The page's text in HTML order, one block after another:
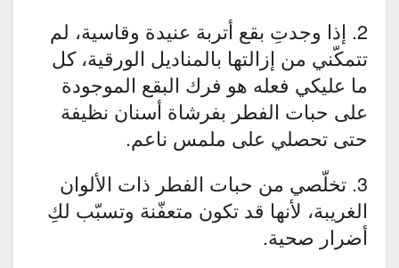
2. إذا وجدتِ بقع أتربة عنيدة وقاسية، لم
تتمكّني من إزالتها بالمناديل الورقية، كل
ما عليكي فعله هو فرك البقع الموجودة
على حبات الفطر بفرشاة أسنان نظيفة
حتى تحصلي على ملمس ناعم.
3. تخلّصي من حبات الفطر ذات الألوان
الغريبة، لأنها قد تكون متعفّنة وتسبّب لكِ
أضرار صحية.